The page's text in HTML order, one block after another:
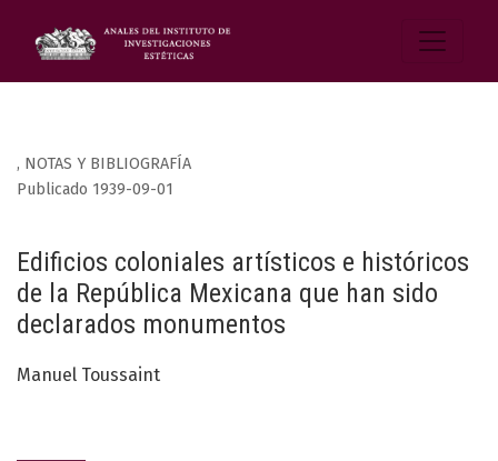
, NOTAS Y BIBLIOGRAFÍA
Edificios coloniales artísticos e históricos
de la República Mexicana que han sido
declarados monumentos
Publicado 1939-09-01
Manuel Toussaint